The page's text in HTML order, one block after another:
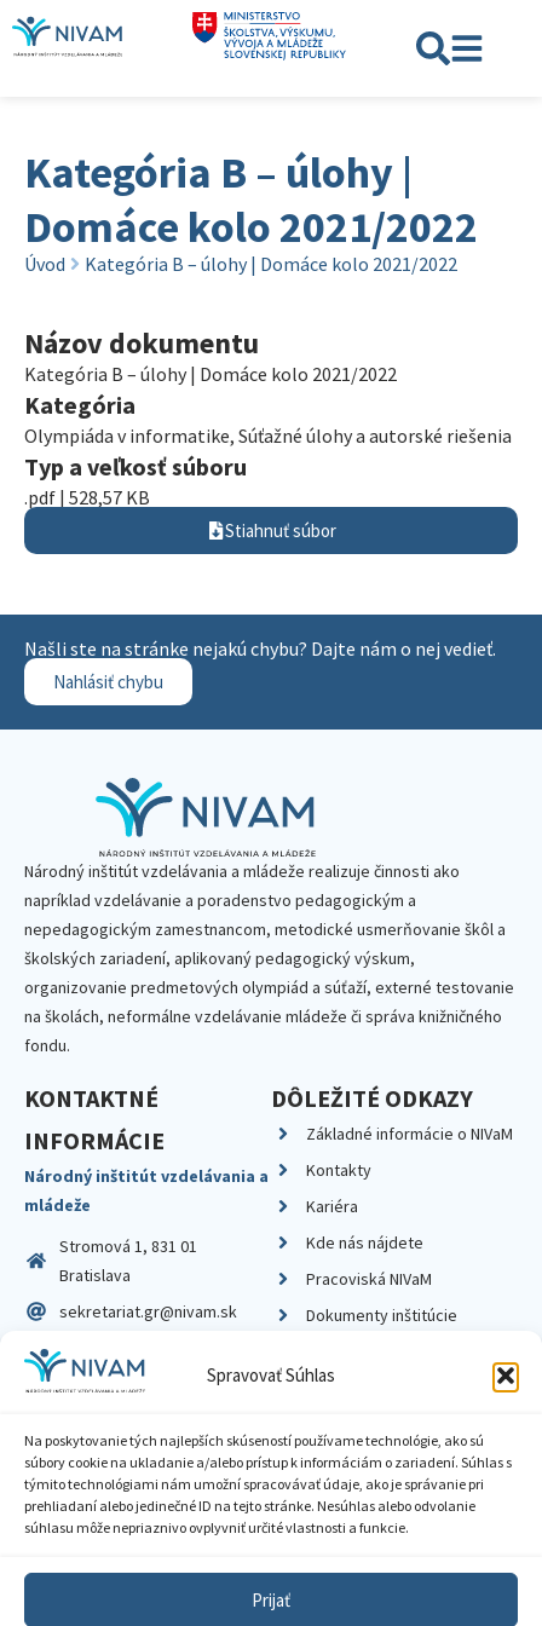
Spravovať Súhlas
Na poskytovanie tých najlepších skúseností používame technológie, ako sú
súbory cookie na ukladanie a/alebo prístup k informáciám o zariadení. Súhlas s
týmito technológiami nám umožní spracovávať údaje, ako je správanie pri
prehliadaní alebo jedinečné ID na tejto stránke. Nesúhlas alebo odvolanie
súhlasu môže nepriaznivo ovplyvniť určité vlastnosti a funkcie.
Prijať
Kategória B – úlohy |
Domáce kolo 2021/2022
Úvod Kategória B – úlohy | Domáce kolo 2021/2022
Názov dokumentu
Kategória B – úlohy | Domáce kolo 2021/2022
Kategória
Olympiáda v informatike, Súťažné úlohy a autorské riešenia
Typ a veľkosť súboru
.pdf | 528,57 KB
Stiahnuť súbor
Našli ste na stránke nejakú chybu? Dajte nám o nej vedieť.
Nahlásiť chybu
Národný inštitút vzdelávania a mládeže realizuje činnosti ako
napríklad vzdelávanie a poradenstvo pedagogickým a
nepedagogickým zamestnancom, metodické usmerňovanie škôl a
školských zariadení, aplikovaný pedagogický výskum,
organizovanie predmetových olympiád a súťaží, externé testovanie
na školách, neformálne vzdelávanie mládeže či správa knižničného
fondu.
KONTAKTNÉ
INFORMÁCIE
Národný inštitút vzdelávania a
mládeže
Stromová 1, 831 01
Bratislava
sekretariat.gr@nivam.sk
IČO: 00164348
DIČ: 2020798714
DÔLEŽITÉ ODKAZY
Základné informácie o NIVaM
Kontakty
Kariéra
Kde nás nájdete
Pracoviská NIVaM
Dokumenty inštitúcie
Zásady ochrany súkromia
Sprístupnenie informácií